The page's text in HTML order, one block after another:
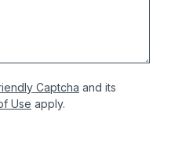
Captcha and its
Use apply.